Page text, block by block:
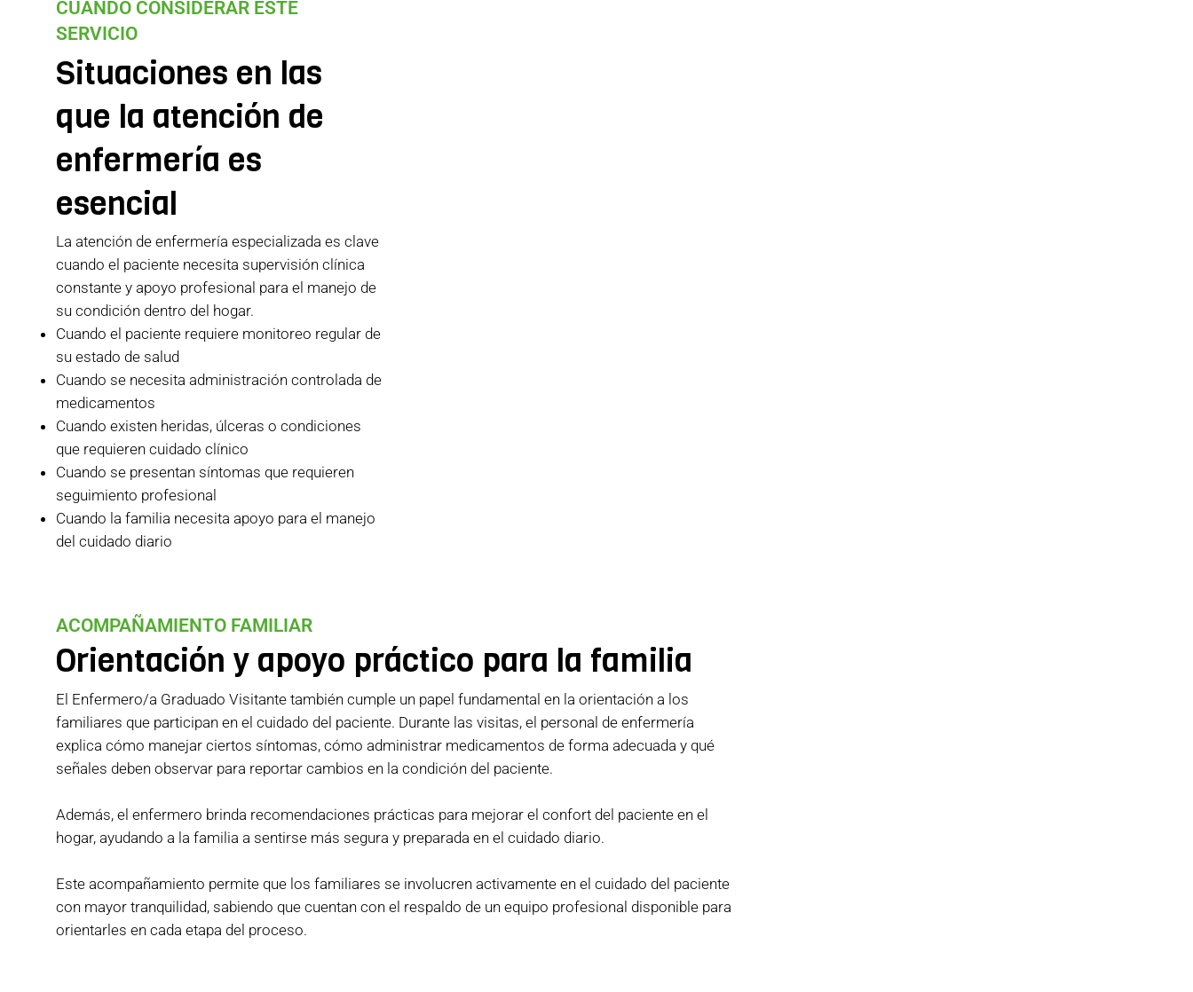
CUÁNDO CONSIDERAR ESTE
SERVICIO
Situaciones en las
que la atención de
enfermería es
esencial
La atención de enfermería especializada es clave
cuando el paciente necesita supervisión clínica
constante y apoyo profesional para el manejo de
su condición dentro del hogar.
Cuando el paciente requiere monitoreo regular de
su estado de salud
Cuando se necesita administración controlada de
medicamentos
Cuando existen heridas, úlceras o condiciones
que requieren cuidado clínico
Cuando se presentan síntomas que requieren
seguimiento profesional
Cuando la familia necesita apoyo para el manejo
del cuidado diario
ACOMPAÑAMIENTO FAMILIAR
Orientación y apoyo práctico para la familia
El Enfermero/a Graduado Visitante también cumple un papel fundamental en la orientación a los
familiares que participan en el cuidado del paciente. Durante las visitas, el personal de enfermería
explica cómo manejar ciertos síntomas, cómo administrar medicamentos de forma adecuada y qué
señales deben observar para reportar cambios en la condición del paciente.
Además, el enfermero brinda recomendaciones prácticas para mejorar el confort del paciente en el
hogar, ayudando a la familia a sentirse más segura y preparada en el cuidado diario.
Este acompañamiento permite que los familiares se involucren activamente en el cuidado del paciente
con mayor tranquilidad, sabiendo que cuentan con el respaldo de un equipo profesional disponible para
orientarles en cada etapa del proceso.